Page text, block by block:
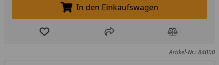
In den Einkaufswagen legen
In den Einkaufswagen
Produkt zur Wunschliste hinzufügen
Teilen Produkt
Artikel-Nr.: 84000